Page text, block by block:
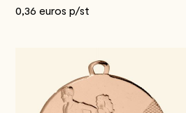
0,36 euros p/st